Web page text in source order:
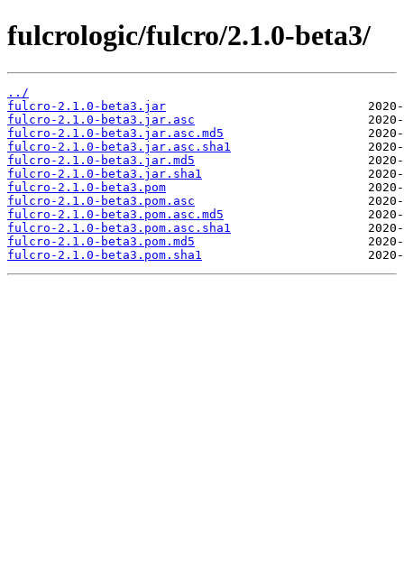
fulcrologic/fulcro/2.1.0-beta3/
../
fulcro-2.1.0-beta3.jar
fulcro-2.1.0-beta3.jar.asc
fulcro-2.1.0-beta3.jar.asc.md5
fulcro-2.1.0-beta3.jar.asc.sha1
fulcro-2.1.0-beta3.jar.md5
fulcro-2.1.0-beta3.jar.sha1
fulcro-2.1.0-beta3.pom
fulcro-2.1.0-beta3.pom.asc
fulcro-2.1.0-beta3.pom.asc.md5
fulcro-2.1.0-beta3.pom.asc.sha1
fulcro-2.1.0-beta3.pom.md5
fulcro-2.1.0-beta3.pom.sha1